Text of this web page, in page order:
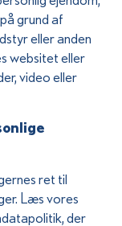
grund af
eller anden
websitet eller
video eller
ret til
Læs vores
der